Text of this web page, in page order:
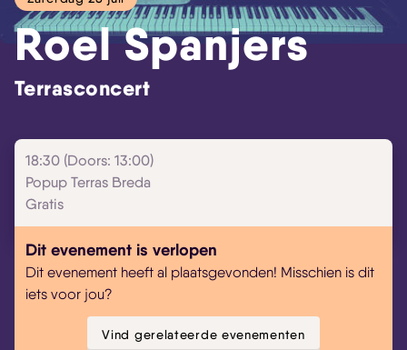
Skip navigatie
Roel Spanjers
Terrasconcert
18:30 (Doors: 13:00)
Popup Terras Breda
Gratis
Dit evenement is verlopen
Dit evenement heeft al plaatsgevonden! Misschien is dit
iets voor jou?
Vind gerelateerde evenementen